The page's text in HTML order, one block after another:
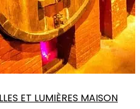
ET LUMIÈRES MAISON